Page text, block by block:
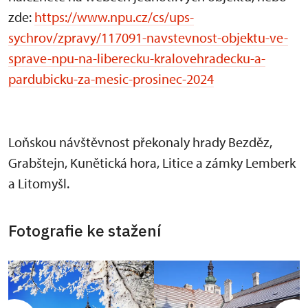
zde: https://www.npu.cz/cs/ups-
sychrov/zpravy/117091-navstevnost-objektu-ve-
sprave-npu-na-liberecku-kralovehradecku-a-
pardubicku-za-mesic-prosinec-2024
Loňskou návštěvnost překonaly hrady Bezděz,
Grabštejn, Kunětická hora, Litice a zámky Lemberk
a Litomyšl.
Fotografie ke stažení